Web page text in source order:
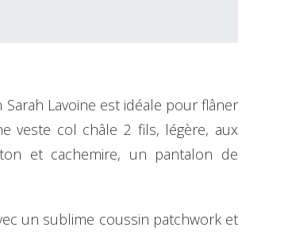
Lavoine est idéale pour flâner
veste col châle 2 fils, légère, aux
et cachemire, un pantalon de
un sublime coussin patchwork et